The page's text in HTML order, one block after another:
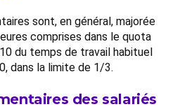
sont, en général, majorée
comprises dans le quota
du temps de travail habituel
dans la limite de 1/3.
des salariés